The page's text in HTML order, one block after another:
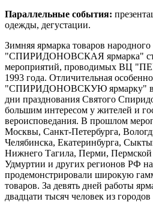
Параллельные события:
одежды, дегустации.
Зимняя ярмарка товаров
"СПИРИДОНОВСКАЯ ярмарка"
мероприятий, проводимых ВЦ
1993 года. Отличительная
"СПИРИДОНОВСКУЮ ярмарку" в
дни празднования Святого
большим интересом у жителей и
вероисповедания. В прошлом
Москвы, Санкт-Петербурга,
Челябинска, Екатеринбурга,
Нижнего Тагила, Перми, Пермской
Удмуртии и других регионов РФ
продемонстрировали широкую
товаров. За девять дней работы
двадцати тысяч человек из